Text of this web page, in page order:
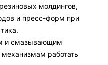
молдингов,
и пресс-форм при
и смазывающим
работать